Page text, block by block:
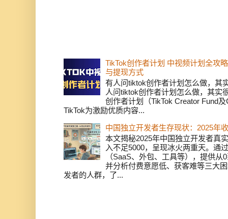
TikTok创作者计划 中视频计划全攻
与提现方式
有人问tiktok创作者计划怎么做，其
人问tiktok创作者计划怎么做，其实
创作者计划（TikTok Creator Fund
TikTok为激励优质内容...
中国独立开发者生存现状：2025年
本文揭秘2025年中国独立开发者真
入不足5000，呈现冰火两重天。通
（SaaS、外包、工具等），提供
并分析付费意愿低、获客难等三大
发者的人群，了...